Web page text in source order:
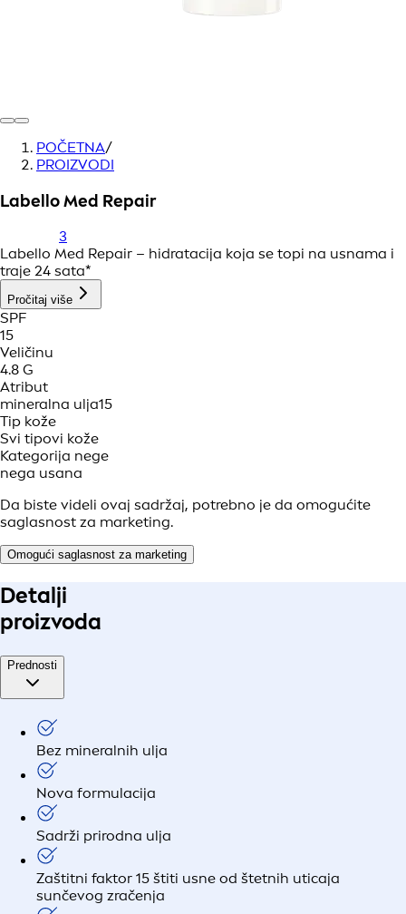
POČETNA/
PROIZVODI
Labello Med Repair
3
Labello Med Repair – hidratacija koja se topi na usnama i
traje 24 sata*
Pročitaj više
SPF
15
Veličinu
4.8 G
Atribut
mineralna ulja15
Tip kože
Svi tipovi kože
Kategorija nege
nega usana
Da biste videli ovaj sadržaj, potrebno je da omogućite
saglasnost za marketing.
Omogući saglasnost za marketing
Detalji
proizvoda
Prednosti
Bez mineralnih ulja
Nova formulacija
Sadrži prirodna ulja
Zaštitni faktor 15 štiti usne od štetnih uticaja
sunčevog zračenja